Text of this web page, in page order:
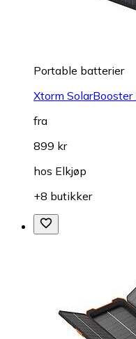
Portable batterier
Xtorm
fra
899 kr
hos Elkjøp
+8 butikker